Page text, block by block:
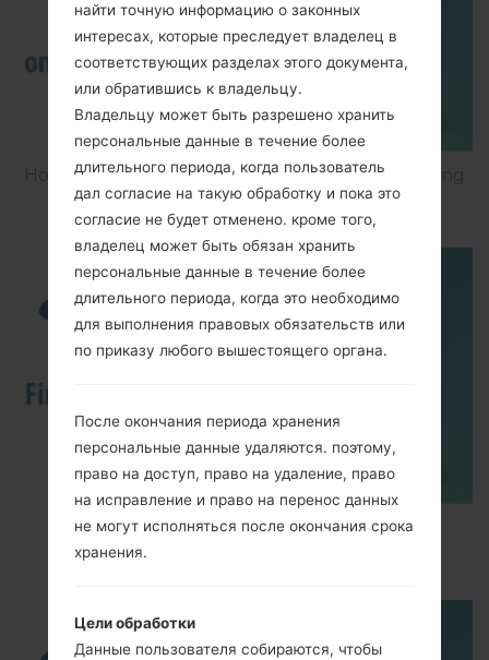
How to Factory Reset through menu on Samsung
Galaxy Gio GT-S5660?
How to Flash Stock Firmware on Samsung
Smartphone using Odin?
найти точную информацию о законных
интересах, которые преследует владелец в
соответствующих разделах этого документа,
или обратившись к владельцу.
Владельцу может быть разрешено хранить
персональные данные в течение более
длительного периода, когда пользователь
дал согласие на такую обработку и пока это
согласие не будет отменено. кроме того,
владелец может быть обязан хранить
персональные данные в течение более
длительного периода, когда это необходимо
для выполнения правовых обязательств или
по приказу любого вышестоящего органа.
После окончания периода хранения
персональные данные удаляются. поэтому,
право на доступ, право на удаление, право
на исправление и право на перенос данных
не могут исполняться после окончания срока
хранения.
Цели обработки
Данные пользователя собираются, чтобы